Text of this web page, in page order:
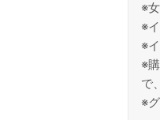
※
※
※
※
で
※